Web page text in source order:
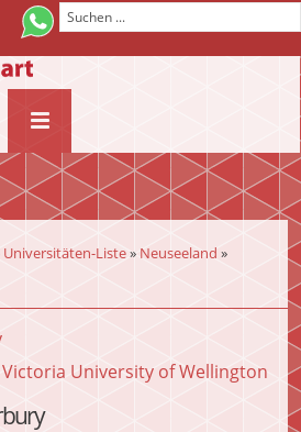
Universitäten-Liste» Neuseeland »
Victoria University of Wellington